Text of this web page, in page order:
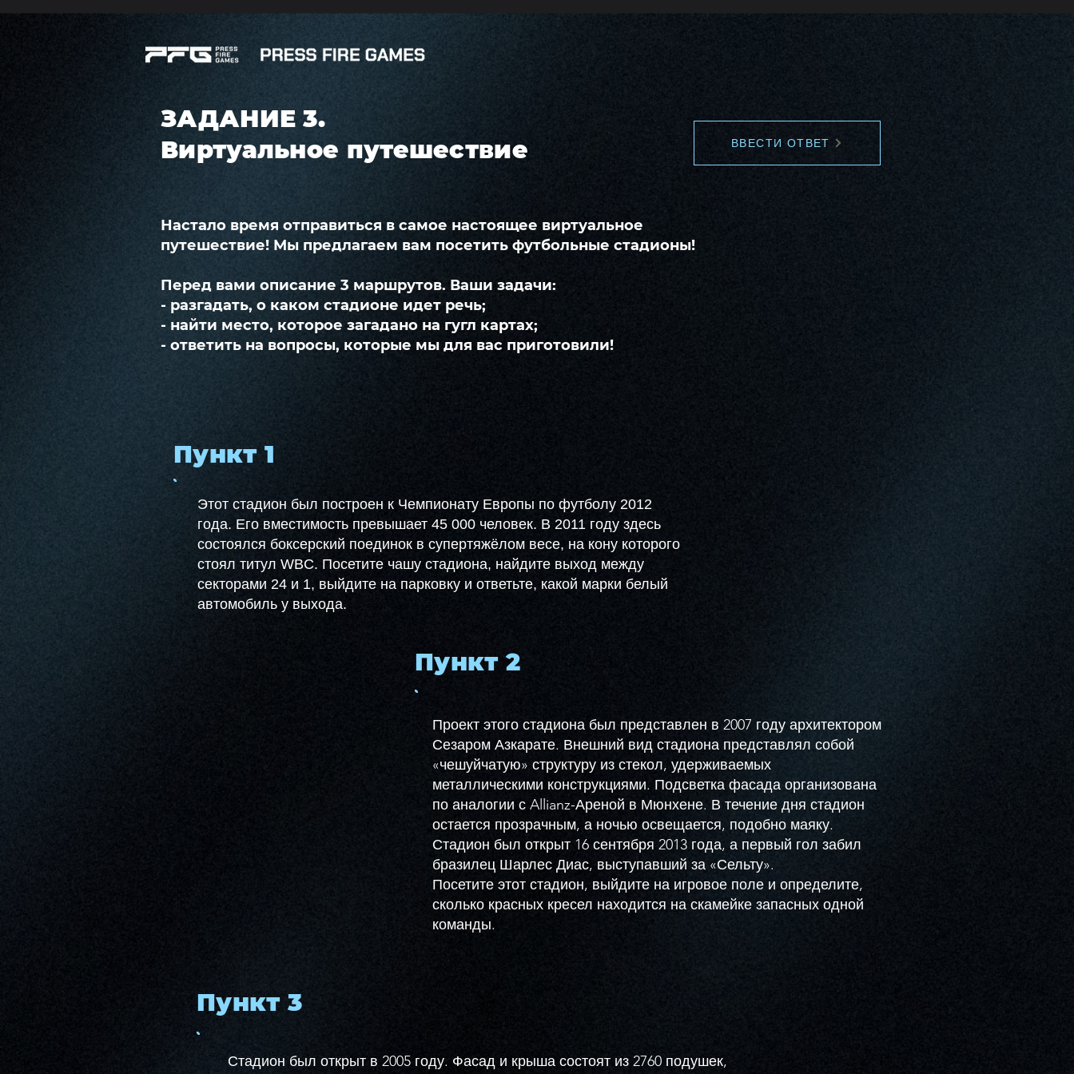
ЗАДАНИЕ 3.
Виртуальное путешествие
ВВЕСТИ ОТВЕТ
Настало время отправиться в самое настоящее виртуальное
путешествие! Мы предлагаем вам посетить футбольные стадионы!
Перед вами описание 3 маршрутов. Ваши задачи:
- разгадать, о каком стадионе идет речь;
- найти место, которое загадано на гугл картах;
- ответить на вопросы, которые мы для вас приготовили!
Пункт 1
Этот стадион был построен к Чемпионату Европы по футболу 2012
года. Его вместимость превышает 45 000 человек. В 2011 году здесь
состоялся боксерский поединок в супертяжёлом весе, на кону которого
стоял титул WBC. Посетите чашу стадиона, найдите выход между
секторами 24 и 1, выйдите на парковку и ответьте, какой марки белый
автомобиль у выхода.
Пункт 2
Проект этого стадиона был представлен в 2007 году архитектором
Сезаром Азкарате. Внешний вид стадиона представлял собой
«чешуйчатую» структуру из стекол, удерживаемых
металлическими конструкциями. Подсветка фасада организована
по аналогии с Allianz-Ареной в Мюнхене. В течение дня стадион
остается прозрачным, а ночью освещается, подобно маяку.
Стадион был открыт 16 сентября 2013 года, а первый гол забил
бразилец Шарлес Диас, выступавший за «Сельту».
Посетите этот стадион, выйдите на игровое поле и определите,
сколько красных кресел находится на скамейке запасных одной
команды.
Пункт 3
Стадион был открыт в 2005 году. Фасад и крыша состоят из 2760 подушек,